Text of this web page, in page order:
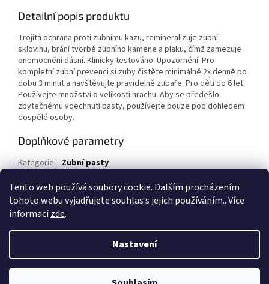
Tento web používá soubory cookie. Dalším procházením
tohoto webu vyjadřujete souhlas s jejich používáním.. Více
informacízde.
Nastavení
Detailní popis produktu
Trojitá ochrana proti zubnímu kazu, remineralizuje zubní
sklovinu, brání tvorbě zubního kamene a plaku, čímž zamezuje
onemocnění dásní. Klinicky testováno. Upozornění: Pro
kompletní zubní prevenci si zuby čistěte minimálně 2x denně po
dobu 3 minut a navštěvujte pravidelně zubaře. Pro děti do 6 let:
Používejte množství o velikosti hrachu. Aby se předešlo
zbytečnému vdechnutí pasty, používejte pouze pod dohledem
dospělé osoby.
Doplňkové parametry
Kategorie: Zubní pasty
Copyright 20261kosmetika.cz. Všechna práva vyhrazena.Upravit